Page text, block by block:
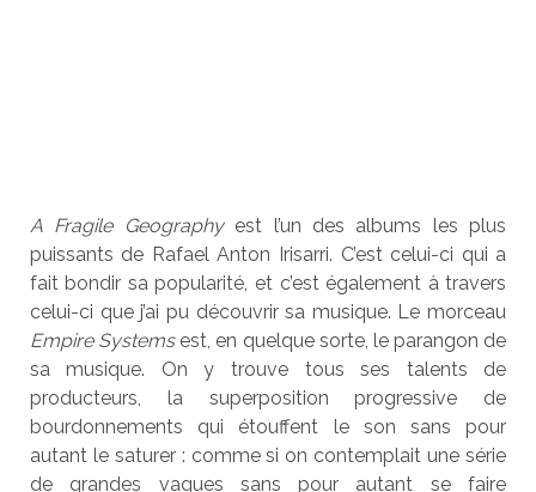
A Fragile Geographyest l’un des albums les plus
puissants de Rafael Anton Irisarri. C’est celui-ci qui a
fait bondir sa popularité, et c’est également à travers
celui-ci que j’ai pu découvrir sa musique. Le morceau
Empire Systemsest, en quelque sorte, le parangon de
sa musique. On y trouve tous ses talents de
producteurs, la superposition progressive de
bourdonnements qui étouffent le son sans pour
autant le saturer : comme si on contemplait une série
de grandes vagues sans pour autant se faire